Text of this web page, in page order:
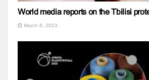
World media reports on the Tbilisi
March 8, 2023